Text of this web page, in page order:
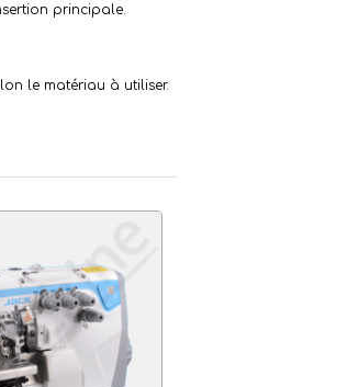
principale.
le matériau à utiliser.